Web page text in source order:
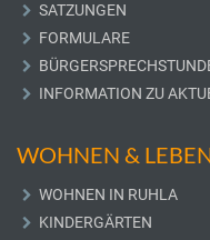
SATZUNGEN
FORMULARE
INFORMATION ZU
WOHNEN &
WOHNEN IN RUHLA
KINDERGÄRTEN